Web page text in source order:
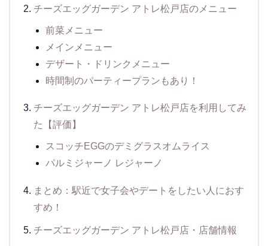
チーズエッグガーデン アトレ松戸店のメニュー
前菜メニュー
メインメニュー
デザート・ドリンクメニュー
時間制のパーティープランもあり！
チーズエッグガーデン アトレ松戸店を利用してみ
た【評価】
スコッチEGGのデミグラスオムライス
パルミジャーノ レジャーノ
まとめ：駅近で女子会やデートをしたい人におす
すめ！
チーズエッグガーデン アトレ松戸店・店舗情報